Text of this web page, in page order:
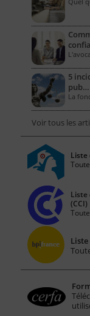
5
pub…
La
Voir tous les
Liste
Liste
(CCI)